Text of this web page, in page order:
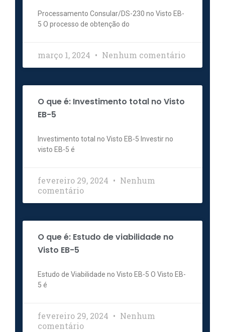
Processamento Consular/DS-230 no Visto EB-
5 O processo de obtenção do
março 1, 2024 Nenhum comentário
O que é: Investimento total no Visto
EB-5
Investimento total no Visto EB-5 Investir no
visto EB-5 é
fevereiro 29, 2024
Nenhum
comentário
O que é: Estudo de viabilidade no
Visto EB-5
Estudo de Viabilidade no Visto EB-5 O Visto EB-
5 é
fevereiro 29, 2024
Nenhum
comentário